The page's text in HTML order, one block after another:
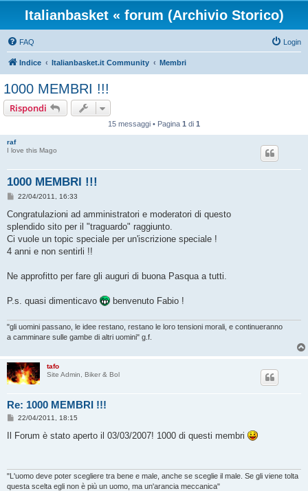
Italianbasket « forum (Archivio Storico)
FAQ Login
Indice Italianbasket.it Community Membri
1000 MEMBRI !!!
Rispondi
15 messaggi • Pagina 1 di 1
raf
I love this Mago
1000 MEMBRI !!!
M
s
a
g
i
22/04/2011, 16:33
Congratulazioni ad amministratori e moderatori di questo
splendido sito per il "traguardo" raggiunto.
Ci vuole un topic speciale per un'iscrizione speciale !
4 anni e non sentirli !!
Ne approfitto per fare gli auguri di buona Pasqua a tutti.
P.s. quasi dimenticavo benvenuto Fabio !
"gli uomini passano, le idee restano, restano le loro tensioni morali, e continueranno
a camminare sulle gambe di altri uomini" g.f.
tafo
Site Admin, Biker & Bol
Re: 1000 MEMBRI !!!
M
s
i
o
22/04/2011, 18:15
Il Forum è stato aperto il 03/03/2007! 1000 di questi membri
"L'uomo deve poter scegliere tra bene e male, anche se sceglie il male. Se gli viene tolta
questa scelta egli non è più un uomo, ma un'arancia meccanica"